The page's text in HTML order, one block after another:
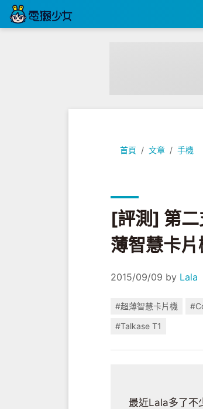
首頁 文章 手機
[評測] 第二支手機
[評測] 第
薄智慧卡片
2015/09/09 by Lala
#超薄智慧卡片機
#Talkase T1
最近Lala多了不